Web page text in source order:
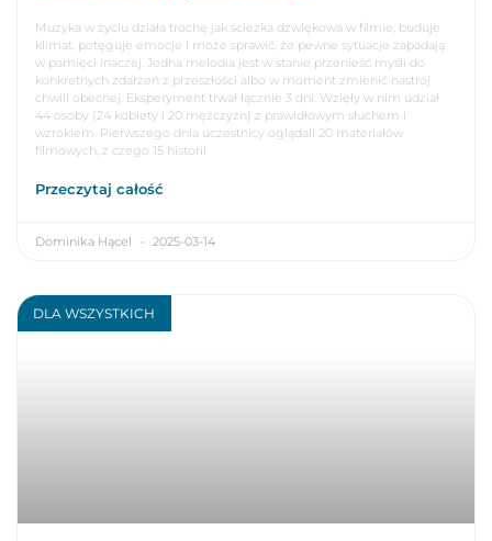
Muzyka w życiu działa trochę jak ścieżka dźwiękowa w filmie, buduje
klimat, potęguje emocje i może sprawić, że pewne sytuacje zapadają
w pamięci inaczej. Jedna melodia jest w stanie przenieść myśli do
konkretnych zdarzeń z przeszłości albo w moment zmienić nastrój
chwili obecnej. Eksperyment trwał łącznie 3 dni. Wzięły w nim udział
44 osoby (24 kobiety i 20 mężczyzn) z prawidłowym słuchem i
wzrokiem. Pierwszego dnia uczestnicy oglądali 20 materiałów
filmowych, z czego 15 historii
Przeczytaj całość
Dominika Hącel 2025-03-14
DLA WSZYSTKICH